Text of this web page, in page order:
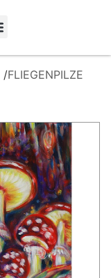
/FLIEGENPILZE